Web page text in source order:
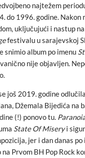
najtežem
do 1996. godine. Nakon
uključujući i nastup
festivalu u sarajevskoj
snimio album po imenu
nije objavljen.
još 2019. godine
Džemala Bijedića na
(!) ponovo tu.
State Of Miseryi
jer i dan danas
Prvom BH Pop Rock